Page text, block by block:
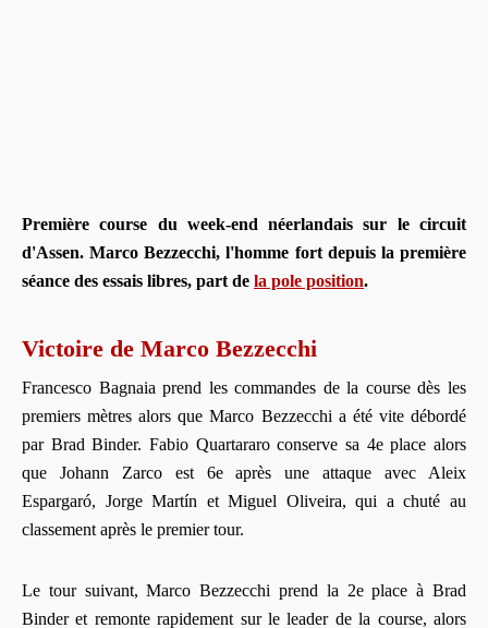
Première course du week-end néerlandais sur le circuit
d'Assen. Marco Bezzecchi, l'homme fort depuis la première
séance des essais libres, part de la pole position.
Victoire de Marco Bezzecchi
Francesco Bagnaia prend les commandes de la course dès les
premiers mètres alors que Marco Bezzecchi a été vite débordé
par Brad Binder. Fabio Quartararo conserve sa 4e place alors
que Johann Zarco est 6e après une attaque avec Aleix
Espargaró, Jorge Martín et Miguel Oliveira, qui a chuté au
classement après le premier tour.
Le tour suivant, Marco Bezzecchi prend la 2e place à Brad
Binder et remonte rapidement sur le leader de la course, alors